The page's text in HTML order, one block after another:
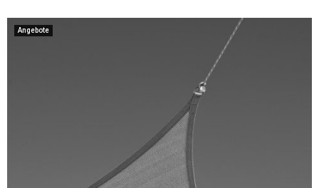
Angebote